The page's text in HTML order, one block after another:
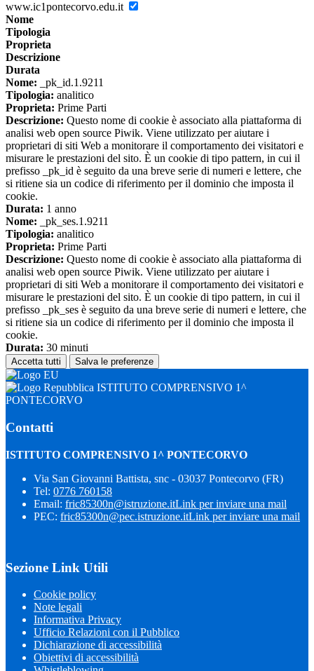
www.ic1pontecorvo.edu.it
Nome
Tipologia
Proprieta
Descrizione
Durata
Nome: _pk_id.1.9211
Tipologia: analitico
Proprieta: Prime Parti
Descrizione: Questo nome di cookie è associato alla piattaforma di
analisi web open source Piwik. Viene utilizzato per aiutare i
proprietari di siti Web a monitorare il comportamento dei visitatori e
misurare le prestazioni del sito. È un cookie di tipo pattern, in cui il
prefisso _pk_id è seguito da una breve serie di numeri e lettere, che
si ritiene sia un codice di riferimento per il dominio che imposta il
cookie.
Durata: 1 anno
Nome: _pk_ses.1.9211
Tipologia: analitico
Proprieta: Prime Parti
Descrizione: Questo nome di cookie è associato alla piattaforma di
analisi web open source Piwik. Viene utilizzato per aiutare i
proprietari di siti Web a monitorare il comportamento dei visitatori e
misurare le prestazioni del sito. È un cookie di tipo pattern, in cui il
prefisso _pk_ses è seguito da una breve serie di numeri e lettere, che
si ritiene sia un codice di riferimento per il dominio che imposta il
cookie.
Durata: 30 minuti
Accetta tutti Salva le preferenze
ISTITUTO COMPRENSIVO 1^
PONTECORVO
Contatti
ISTITUTO COMPRENSIVO 1^ PONTECORVO
Via San Giovanni Battista, snc - 03037 Pontecorvo (FR)
Tel: 0776 760158
Email: fric85300n@istruzione.itLink per inviare una mail
PEC: fric85300n@pec.istruzione.itLink per inviare una mail
Sezione Link Utili
Cookie policy
Note legali
Informativa Privacy
Ufficio Relazioni con il Pubblico
Dichiarazione di accessibilità
Obiettivi di accessibilità